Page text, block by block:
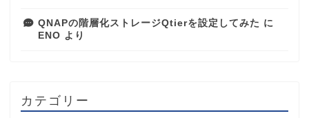
QNAPの階層化ストレージQtierを設定してみた に
ENO より
カテゴリー